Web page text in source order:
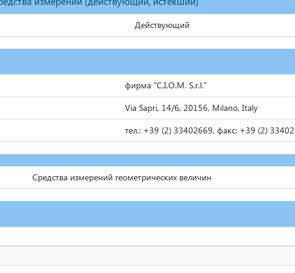
Действующий
фирма "C.I.O.M. S.r.l."
Via Sapri, 14/6, 20156, Milano, Italy
тел.: +39 (2) 33402669, факс: +39 (2)
Средства измерений геометрических величин